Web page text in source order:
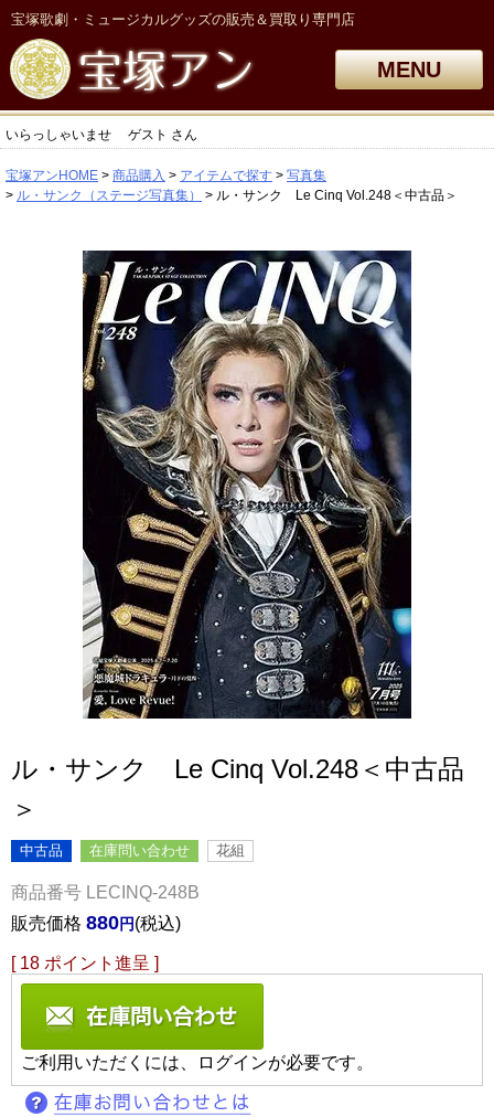
宝塚歌劇・ミュージカルグッズの販売＆買取り専門店
MENU
いらっしゃいませ ゲスト さん
宝塚アンHOME 商品購入 アイテムで探す
写真集
ル・サンク（ステージ写真集）
ル・サンク Le Cinq Vol.248＜中古品＞
ル・サンク Le Cinq Vol.248＜中古品
＞
中古品 在庫問い合わせ 花組
商品番号 LECINQ-248B
販売価格 880 税込
[ 18 ポイント進呈 ]
ご利用いただくには、ログインが必要です。